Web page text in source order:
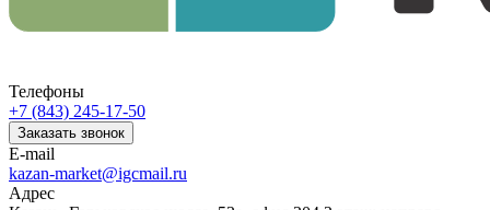
Телефоны
+7 (843) 245-17-50
Заказать звонок
E-mail
kazan-market@igcmail.ru
Адрес